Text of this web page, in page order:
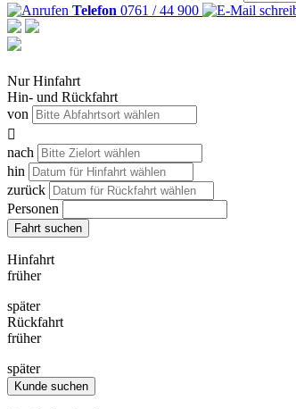
Telefon 0761 / 44 900
Nur Hinfahrt
Hin- und Rückfahrt
von

nach
hin
zurück
Personen
Fahrt suchen
Hinfahrt
früher
später
Rückfahrt
früher
später
Kunde suchen